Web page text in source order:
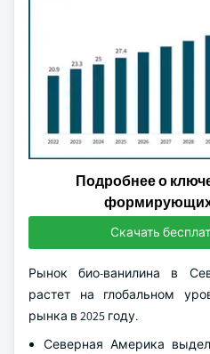
Подробнее о
формирующих
Скачать
Рынок био-ванилина в
растет на глобальном
рынка в 2025 году.
Северная Америка